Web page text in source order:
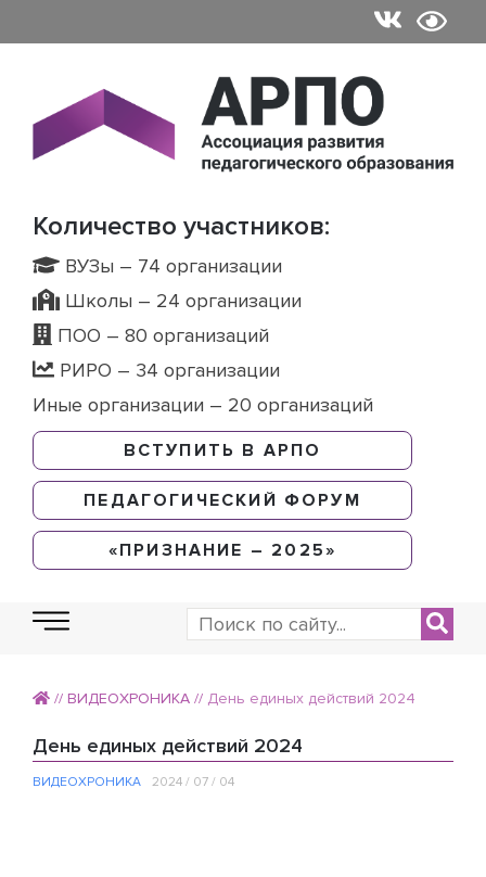
to
Количество участников:
ВУЗы – 74 организации
Школы – 24 организации
ПОО – 80 организаций
РИРО – 34 организации
Иные организации – 20 организаций
ВСТУПИТЬ В АРПО
ПЕДАГОГИЧЕСКИЙ ФОРУМ
«ПРИЗНАНИЕ – 2025»
// ВИДЕОХРОНИКА// День единых действий 2024
День единых действий 2024
ВИДЕОХРОНИКА 2024 / 07 / 04